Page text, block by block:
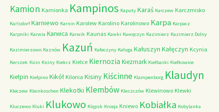
Kamion Kamionka Kampinos Kaputy Karaś Karczew Karczmisko
Karlsdorf Karniewo Karnin Karolew Karolino Karolinowo Karpa Karpacz
Karpniki Karwia Karwica Karwik Kaunas Kawki Kawęczyn Kazimierz Kazimierz Dolny
Kazimierzowo Kaznów Kazuń Kałeczyny Kaługa Kałuszyn Kałęczyn Kcynia
Kerszek Kicin Kiciny Kiekrz Kielce Kiernozia Kiezmark Kiełbaski Kiełkowice
Kiełpin Kiełpino Kikół Kilonia Kisiny Kiścinne Klampenborg Klaudyn
Kleczew Kleinkoschen Klekotki Klembów Kleszczów Klewinowo Klewki
Kluczewo Kluki Klukowo Klępsk Knieja Kniewo Kobiałka Kobylanka